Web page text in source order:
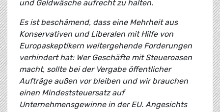
und Geldwäsche aufrecht zu halten.
Es ist beschämend, dass eine Mehrheit aus
Konservativen und Liberalen mit Hilfe von
Europaskeptikern weitergehende Forderungen
verhindert hat: Wer Geschäfte mit Steueroasen
macht, sollte bei der Vergabe öffentlicher
Aufträge außen vor bleiben und wir brauchen
einen Mindeststeuersatz auf
Unternehmensgewinne in der EU. Angesichts